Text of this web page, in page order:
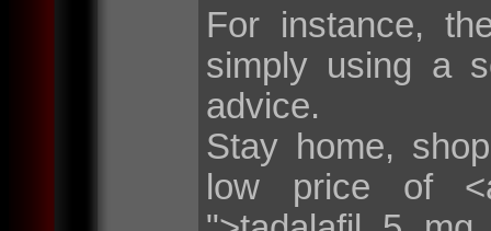
For instance,
simply using a
advice.
Stay home,
low price of <a